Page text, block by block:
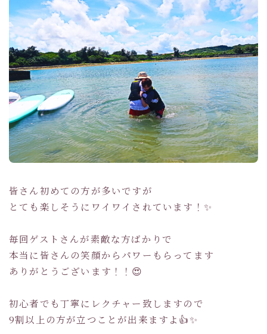
皆さん初めての方が多いですが
とても楽しそうにワイワイされています！✨
毎回ゲストさんが素敵な方ばかりで
本当に皆さんの笑顔からパワーもらってます
ありがとうございます！！😍
初心者でも丁寧にレクチャー致しますので
9割以上の方が立つことが出来ますよ👍✨